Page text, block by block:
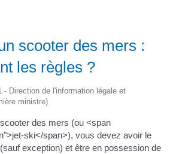
scooter des mers :
les règles ?
- Direction de l'information légale et
ministre)
des mers (ou <span
ski</span>), vous devez avoir le
exception) et être en possession de